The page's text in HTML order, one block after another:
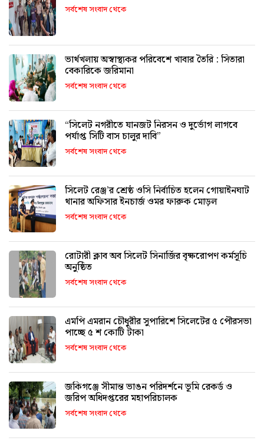
সর্বশেষ সংবাদ থেকে
ভার্থখলায় অস্বাস্থ্যকর পরিবেশে খাবার তৈরি : সিতারা
বেকারিকে জরিমানা
সর্বশেষ সংবাদ থেকে
“সিলেট নগরীতে যানজট নিরসন ও দুর্ভোগ লাগবে
পর্যাপ্ত সিটি বাস চালুর দাবি”
সর্বশেষ সংবাদ থেকে
সিলেট রেঞ্জ’র শ্রেষ্ঠ ওসি নির্বাচিত হলেন গোয়াইনঘাট
থানার অফিসার ইনচার্জ ওমর ফারুক মোড়ল
সর্বশেষ সংবাদ থেকে
রোটারী ক্লাব অব সিলেট সিনার্জির বৃক্ষরোপণ কর্মসূচি
অনুষ্ঠিত
সর্বশেষ সংবাদ থেকে
এমপি এমরান চৌধুরীর সুপারিশে সিলেটের ৫ পৌরসভা
পাচ্ছে ৫ শ কোটি টাকা
সর্বশেষ সংবাদ থেকে
জকিগঞ্জে সীমান্ত ভাঙন পরিদর্শনে ভূমি রেকর্ড ও
জরিপ অধিদপ্তরের মহাপরিচালক
সর্বশেষ সংবাদ থেকে